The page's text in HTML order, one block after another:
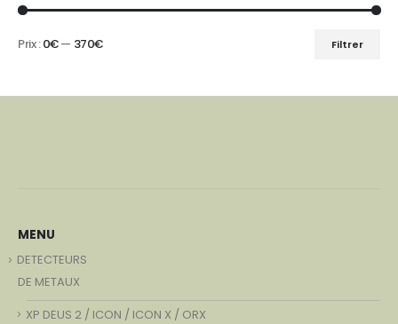
Filtrer
Prix :0€— 370€
MENU
DETECTEURS
DE METAUX
XP DEUS 2 / ICON / ICON X / ORX